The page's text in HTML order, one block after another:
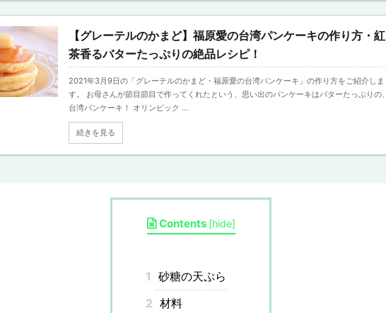
【グレーテルのかまど】福原愛の台湾パンケーキの作り方・紅
茶香るバターたっぷりの絶品レシピ！
2021年3月9日の「グレーテルのかまど・福原愛の台湾パンケーキ」の作り方をご紹介しま
す。 お母さんが節目節目で作ってくれたという、思い出のパンケーキはバターたっぷりの、
台湾パンケーキ！ オリンピック ...
続きを見る
Contents [hide]
1 砂糖の天ぷら
2 材料